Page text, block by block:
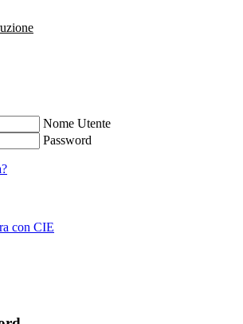
Nome Utente
Password
con CIE